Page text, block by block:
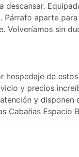
descansar.
Párrafo aparte
Volveríamos sin
hospedaje de
y precios
y disponen
Cabañas Espacio